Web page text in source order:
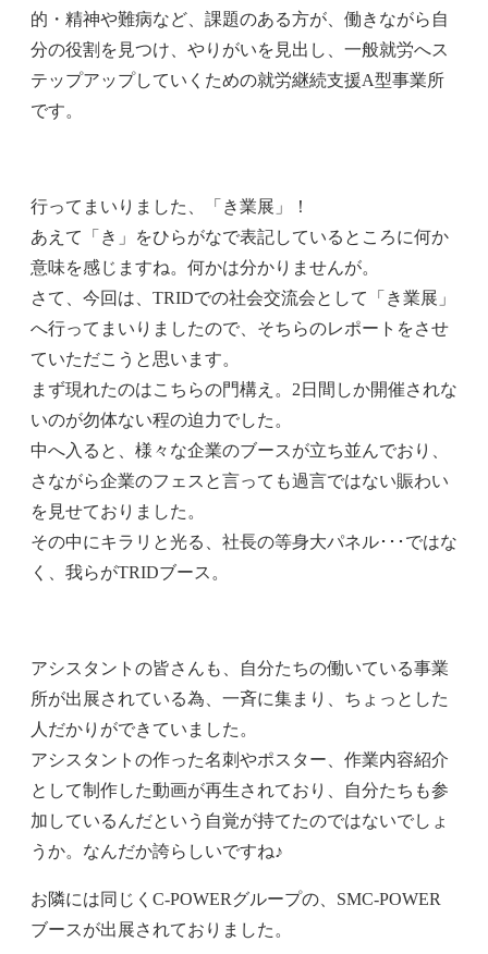
的・精神や難病など、課題のある方が、働きながら自
分の役割を見つけ、やりがいを見出し、一般就労へス
テップアップしていくための就労継続支援A型事業所
です。
行ってまいりました、「き業展」！
あえて「き」をひらがなで表記しているところに何か
意味を感じますね。何かは分かりませんが。
さて、今回は、TRIDでの社会交流会として「き業展」
へ行ってまいりましたので、そちらのレポートをさせ
ていただこうと思います。
まず現れたのはこちらの門構え。2日間しか開催されな
いのが勿体ない程の迫力でした。
中へ入ると、様々な企業のブースが立ち並んでおり、
さながら企業のフェスと言っても過言ではない賑わい
を見せておりました。
その中にキラリと光る、社長の等身大パネル･･･ではな
く、我らがTRIDブース。
アシスタントの皆さんも、自分たちの働いている事業
所が出展されている為、一斉に集まり、ちょっとした
人だかりができていました。
アシスタントの作った名刺やポスター、作業内容紹介
として制作した動画が再生されており、自分たちも参
加しているんだという自覚が持てたのではないでしょ
うか。なんだか誇らしいですね♪
お隣には同じくC-POWERグループの、SMC-POWER
ブースが出展されておりました。